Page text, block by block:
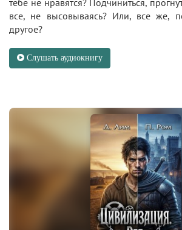
тебе не нравятся? Подчиниться,
все, не высовываясь? Или, все же,
другое?
Слушать аудиокнигу